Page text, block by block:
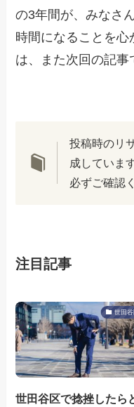
の3年間が、みなさ
時間になることを
は、また次回の記事
投稿時のリ
成していま
必ずご確認
注目記事
世田
世田谷区で捻挫したら